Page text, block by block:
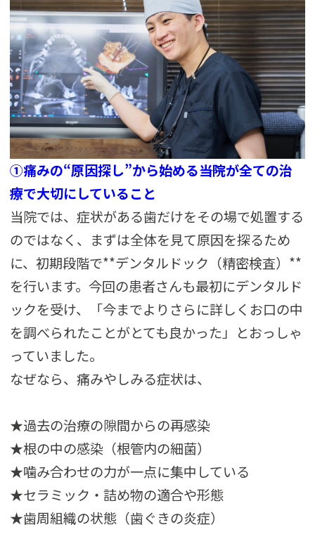
①痛みの“原因探し”から始める――当院が全ての治
療で大切にしていること
当院では、症状がある歯だけをその場で処置する
のではなく、まずは全体を見て原因を探るため
に、初期段階で**デンタルドック（精密検査）**
を行います。今回の患者さんも最初にデンタルド
ックを受け、「今までよりさらに詳しくお口の中
を調べられたことがとても良かった」とおっしゃ
っていました。
なぜなら、痛みやしみる症状は、
★過去の治療の隙間からの再感染
★根の中の感染（根管内の細菌）
★噛み合わせの力が一点に集中している
★セラミック・詰め物の適合や形態
★歯周組織の状態（歯ぐきの炎症）